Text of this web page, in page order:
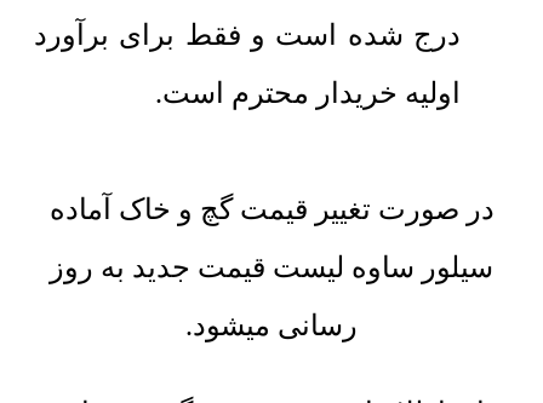
درج شده است و فقط برای برآورد
اولیه خریدار محترم است.
در صورت تغییر قیمت گچ و خاک آماده
سیلور ساوه لیست قیمت جدید به روز
رسانی میشود.